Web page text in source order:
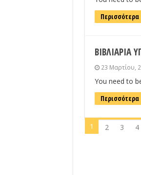
Περισσότερα
23 Μαρτίου,
You need to
Περισσότερα
1 2 3 4